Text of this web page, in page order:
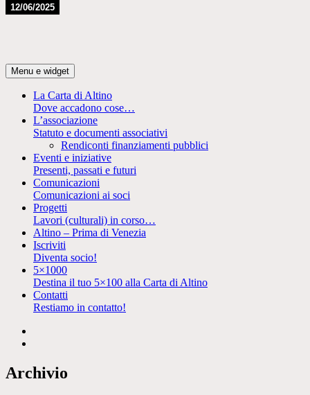
Vai
La Carta di Altino
Menu e widget
La Carta di Altino
Dove accadono cose…
L’associazione
Statuto e documenti associativi
Rendiconti finanziamenti pubblici
Eventi e iniziative
Presenti, passati e futuri
Comunicazioni
Comunicazioni ai soci
Progetti
Lavori (culturali) in corso…
Altino – Prima di Venezia
Iscriviti
Diventa socio!
5×1000
Destina il tuo 5×100 alla Carta di Altino
Contatti
Restiamo in contatto!
Archivio
12/06/2025